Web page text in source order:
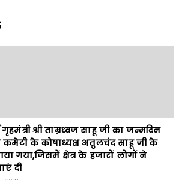
गया,जिसमें क्षेत्र के हजारों लोगों ने
दी
2026